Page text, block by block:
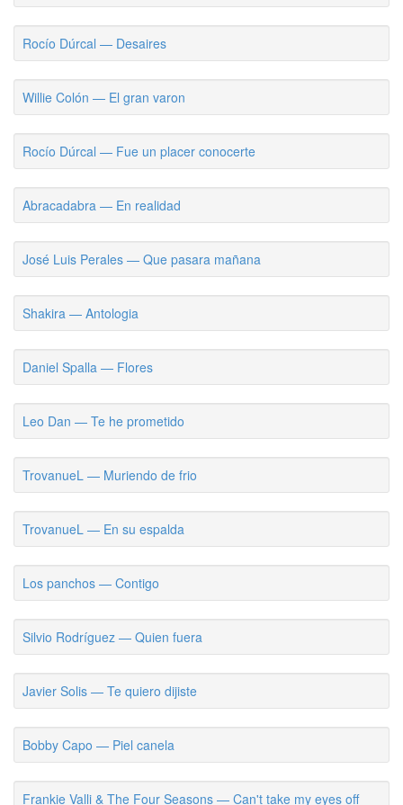
Rocío Dúrcal — Desaires
Willie Colón — El gran varon
Rocío Dúrcal — Fue un placer conocerte
Abracadabra — En realidad
José Luis Perales — Que pasara mañana
Shakira — Antologia
Daniel Spalla — Flores
Leo Dan — Te he prometido
TrovanueL — Muriendo de frio
TrovanueL — En su espalda
Los panchos — Contigo
Silvio Rodríguez — Quien fuera
Javier Solis — Te quiero dijiste
Bobby Capo — Piel canela
Frankie Valli & The Four Seasons — Can't take my eyes off